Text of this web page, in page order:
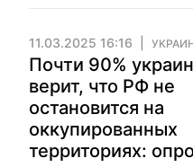
11.03.2025 16:16
Почти 90%
верит, что РФ не
остановится на
оккупированных
территориях: